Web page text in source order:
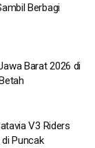
Berbagi
Barat 2026 di
V3 Riders
Puncak